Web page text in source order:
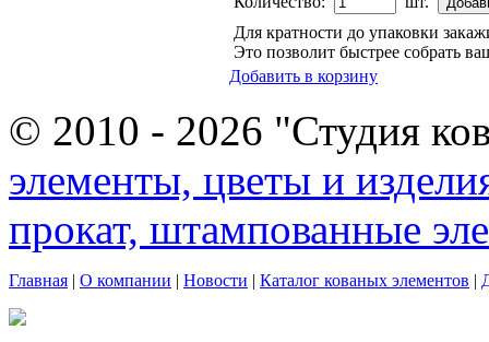
Для кратности до упаковки
Это позволит быстрее собрать
Добавить в корзину
© 2010 - 2026 "Студия
элементы, цветы и
прокат, штампованные
Главная | О компании | Новости | Каталог кованых элементов |